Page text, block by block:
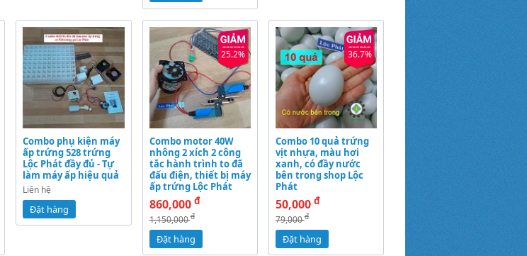
Combo phụ kiện máy
ấp trứng 528 trứng
Lộc Phát đầy đủ - Tự
làm máy ấp hiệu quả
Liên hệ
Đặt hàng
25.2%
Combo motor 40W
nhông 2 xích 2 công
tắc hành trình to đã
đấu điện, thiết bị máy
ấp trứng Lộc Phát
860,000 đ
1,150,000đ
Đặt hàng
36.7%
Combo 10 quả trứng
vịt nhựa, màu hơi
xanh, có đầy nước
bên trong shop Lộc
Phát
50,000 đ
79,000đ
Đặt hàng